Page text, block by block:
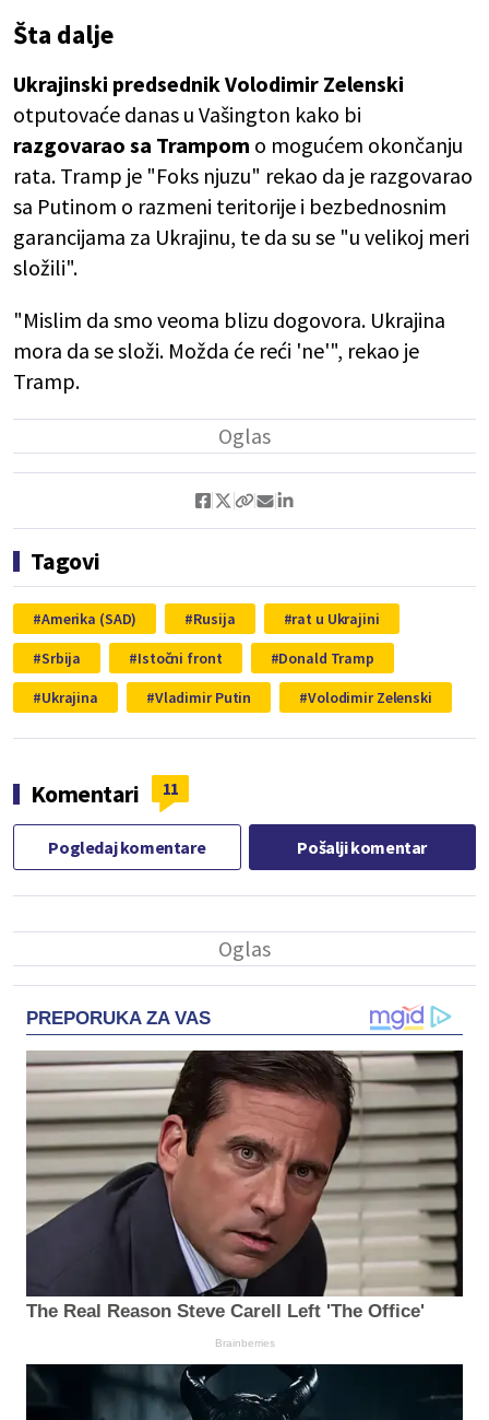
Šta dalje
Ukrajinski predsednik Volodimir Zelenski
otputovaće danas u Vašington kako bi
razgovarao sa Trampom o mogućem okončanju
rata. Tramp je "Foks njuzu" rekao da je razgovarao
sa Putinom o razmeni teritorije i bezbednosnim
garancijama za Ukrajinu, te da su se "u velikoj meri
složili".
"Mislim da smo veoma blizu dogovora. Ukrajina
mora da se složi. Možda će reći 'ne'", rekao je
Tramp.
Tagovi
Amerika (SAD) Rusija
rat u Ukrajini
Srbija
Istočni front
Donald Tramp
Ukrajina
Vladimir Putin Volodimir Zelenski
Komentari 11
Pogledaj komentare Pošalji komentar
PREPORUKA ZA VAS
The Real Reason Steve Carell Left 'The Office'
Brainberries